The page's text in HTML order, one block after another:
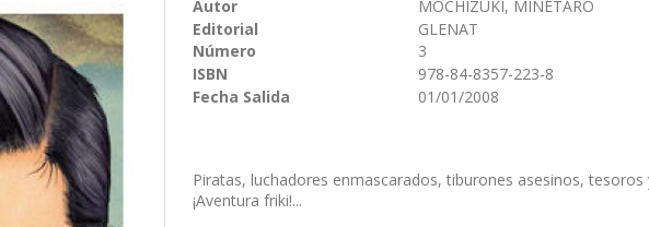
Autor
MOCHIZUKI, MINETARÔ
Editorial
GLENAT
Número
3
ISBN
978-84-8357-223-8
Fecha Salida
01/01/2008
Piratas, luchadores enmascarados, tiburones asesinos,
¡Aventura friki!...